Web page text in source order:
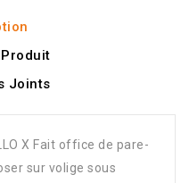
Joints
X Fait office de pare-
sur volige sous